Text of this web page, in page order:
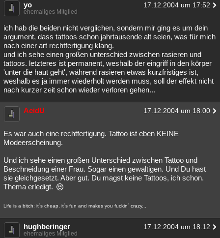
yo 17.12.2004 um 17:52
ehemaliges Mitglied
ich hab die beiden nicht verglichen, sondern mir ging es um dein
argument, dass tattoos schon jahrtausende alt seien, was für mich
nach einer art rechtfertigung klang.
und ich sehe einen großen unterschied zwischen rasieren und
tattoos. letzteres ist permanent, weshalb der eingriff in den körper
'unter die haut geht', während rasieren etwas kurzfristiges ist,
weshalb es ja immer wiederholt werden muss, soll der effekt nicht
nach kurzer zeit schon wieder verloren gehen...
AcidU 17.12.2004 um 18:00
Es war auch eine rechtfertigung. Tattoo ist eben KEINE
Modeerscheinung.
Und ich sehe einen großen Unterschied zwischen Tattoo und
Beschneidung einer Frau. Sogar einen gewaltigen. Und Du hast
sie gleichgesetzt. Aber gut. Du magst keine Tattoos, ich schon.
Thema erledigt.
Life is a bitch: it´s cheap, it´s fun and makes you fuckin´ crazy...
hughberinger 17.12.2004 um 18:12
ehemaliges Mitglied